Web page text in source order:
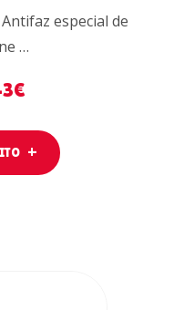
Antifaz especial de
…
€